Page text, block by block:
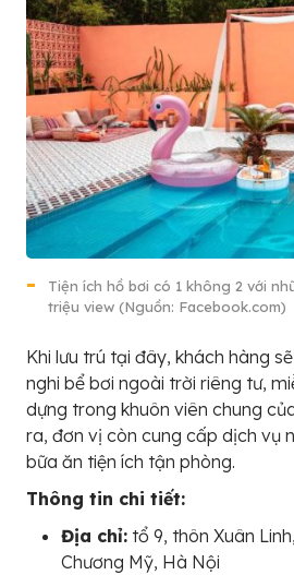
Tiện ích hồ bơi có 1 không 2 với
triệu view (Nguồn: Facebook.com)
Khi lưu trú tại đây, khách hàng
nghi bể bơi ngoài trời riêng tư,
dựng trong khuôn viên chung
ra, đơn vị còn cung cấp dịch vụ
bữa ăn tiện ích tận phòng.
Thông tin chi tiết:
Địa chỉ: tổ 9, thôn Xuân
Chương Mỹ, Hà Nội